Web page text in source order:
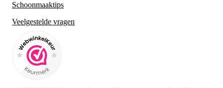
Schoonmaaktips
Veelgestelde vragen